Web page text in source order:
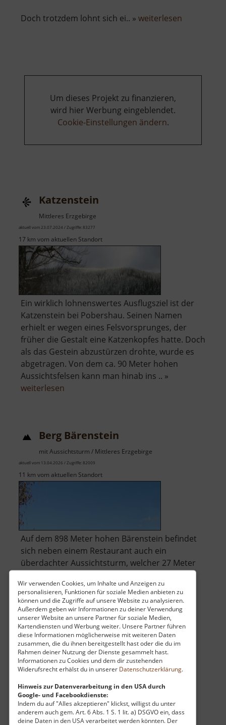
Wir verwenden Cookies, um Inhalte und Anzeigen zu
personalisieren, Funktionen für soziale Medien anbieten zu
können und die Zugriffe auf unsere Website zu analysieren.
Außerdem geben wir Informationen zu deiner Verwendung
unserer Website an unsere Partner für soziale Medien,
Kartendiensten und Werbung weiter. Unsere Partner führen
diese Informationen möglicherweise mit weiteren Daten
zusammen, die du ihnen bereitgestellt hast oder die du im
Rahmen deiner Nutzung der Dienste gesammelt hast.
Informationen zu Cookies und dem dir zustehenden
Widerufsrecht erhälst du in unserer Datenschutzerklärung.
Hinweis zur Datenverarbeitung in den USA durch
Google- und Facebookdienste:
Indem du auf "Alles akzeptieren" klickst, willigst du unter
anderem auch gem. Art. 6 Abs. 1 S. 1 lit. a) DSGVO ein, dass
deine Daten in den USA verarbeitet werden könnten. Der
Doch trotzdem lohnt sich ei.. » weiterlesen
Um dieses Projekt zu finanzieren,
wird hier Werbung eingeblendet.
Cookie-Einstellungen ändern.
Katzenstein
Mittleres Erzgebirge
aktuell vom 23.07.2024 / Zugriffe: 83277
17 km vom aktuellen Standort
Ein wirklich lohnenswertes Ausflugsziel ist der
Katzenstein bei Pobershau. Seinen Namen
erhielt er wegen eines Felsvorsprunges, der
früher die Gestalt eine Katzenkopfes hatte. Doch
als das Gestein abzustürzen drohte, wurde es
abgetragen. Von dem ca. 90 Meter hohen
Aussichtsfelsen kann man hinab ins .. »
weiterlesen
Berg Bärenstein
mit Aussichtsturm / Mittleres Erzgebirge
aktuell vom 13.04.2026 / Zugriffe: 82009
11 km vom aktuellen Standort
Auf dem 898 Meter hohen Bärenstein befindet
sich neben einem Restaurant auch ein
überdachter Aussichtsturm, welcher 27 Meter
hoch ist. Dafür wurde 1913 der Grundstein
gelegt. Im Sommer wie im Winter bietet die
Umgebung vielerlei Wander- bzw.
Wintersportmöglichkeiten.
Wie auch seine Nachbarn Schei.. »weiterlesen
Frohnauer Hammer
Mittleres Erzgebirge
aktuell vom 26.04.2026 / Zugriffe: 80129
3 km vom aktuellen Standort